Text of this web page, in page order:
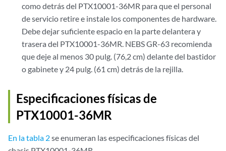
como detrás del PTX10001-36MR para que el personal
de servicio retire e instale los componentes de hardware.
Debe dejar suficiente espacio en la parte delantera y
trasera del PTX10001-36MR. NEBS GR-63 recomienda
que deje al menos 30 pulg. (76,2 cm) delante del bastidor
o gabinete y 24 pulg. (61 cm) detrás de la rejilla.
Especificaciones físicas de
PTX10001-36MR
En la tabla 2se enumeran las especificaciones físicas del